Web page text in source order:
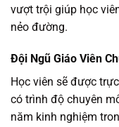
vượt trội giúp học
nẻo đường.
Đội Ngũ Giáo Viên
Học viên sẽ được
có trình độ chuyên
năm kinh nghiệm